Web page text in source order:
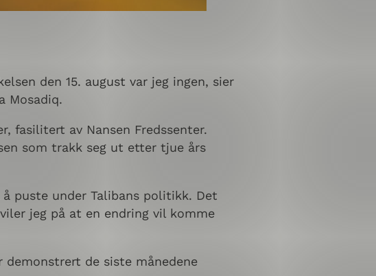
den 15. august var jeg ingen, sier
Mosadiq.
fasilitert av Nansen Fredssenter.
som trakk seg ut etter tjue års
puste under Talibans politikk. Det
jeg på at en endring vil komme
de siste månedene